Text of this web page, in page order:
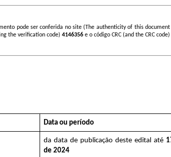
pode ser conferida no site (The authenticity of this
the verification code) 4146356 e o código CRC (and the CRC code)
Data ou período
da data de publicação deste edital até
de 2024